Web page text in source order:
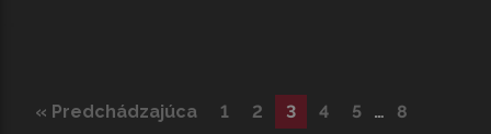
« Predchádzajúca 1 2 3 4 5 …
8